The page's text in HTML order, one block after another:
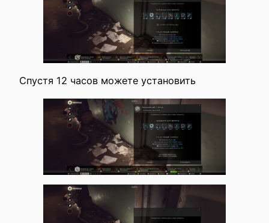
Спустя 12 часов можете установить